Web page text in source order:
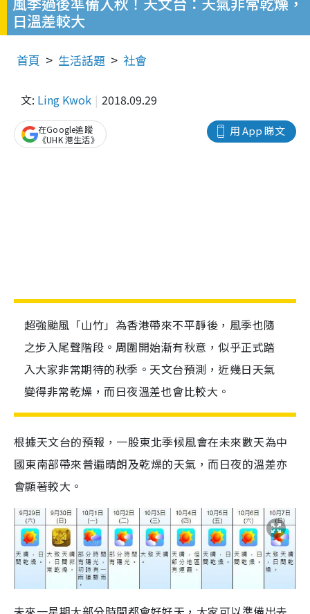
日溫差較大
首頁 生活話題 社會
文: Ling Kwok 2018.09.29
用 App 睇文
在Google追蹤
《UHK 港生活》
超強颱風「山竹」為香港帶來不平靜後，風季也隨
之步入尾聲階段。周圍開始漸有秋意，似乎正式踏
入大家非常期待的秋季。天文台預測，近幾日天氣
變得非常乾燥，而日夜溫差也會比較大。
根據天文台的預報，一股東北季候風會在未來數天為中
國東南部帶來普遍晴朗及乾燥的天氣，而日夜的溫差亦
會顯著較大。